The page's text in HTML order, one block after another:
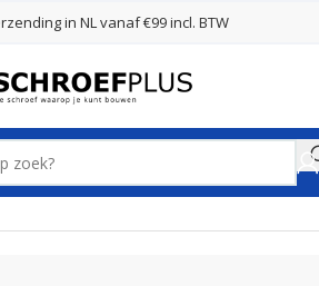
in NL vanaf €99 incl. BTW
Ringen Houtdraadbouten